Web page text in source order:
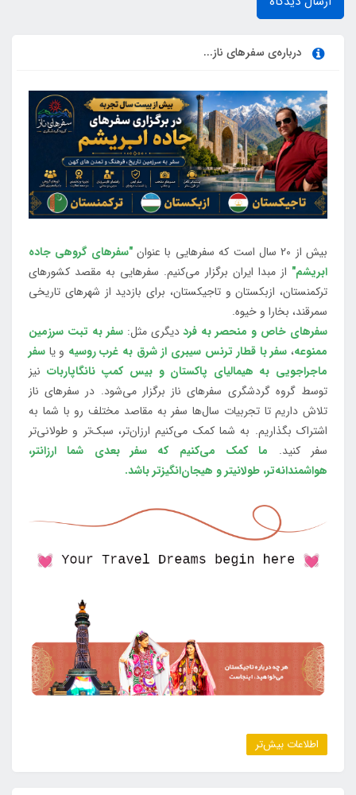
درباره‌ی سفرهای ناز...
بیش از 20 سال است که سفرهایی با عنوان
"سفرهای گروهی جاده
ابریشم" از مبدا ایران برگزار می‌کنیم. سفرهایی به مقصد کشورهای
ترکمنستان، ازبکستان و تاجیکستان، برای بازدید از شهرهای تاریخی
سمرقند، بخارا و خیوه.
سفرهای خاص و منحصر به فرددیگری مثل:سفر به تبت سرزمین
ممنوعه، سفر با قطار ترنس سیبری از شرق به غرب روسیه و یا سفر
ماجراجویی به هیمالیای پاکستان و بیس کمپ نانگاپاربات نیز
توسط گروه گردشگری سفرهای ناز برگزار می‌شود. در سفرهای ناز
تلاش داریم تا تجربیات سال‌ها سفر به مقاصد مختلف رو با شما به
اشتراک بگذاریم. به شما کمک می‌کنیم ارزان‌تر، سبک‌تر و طولانی‌تر
سفر کنید. ما کمک می‌کنیم که سفر بعدی شما ارزانتر،
هواشمندانه‌تر، طولانی‎تر و هیجان‌انگیزتر باشد.
اطلاعات بیش‌تر